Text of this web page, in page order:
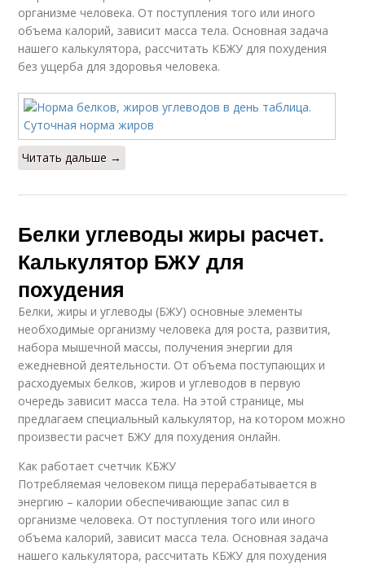
организме человека. От поступления того или иного
объема калорий, зависит масса тела. Основная задача
нашего калькулятора, рассчитать КБЖУ для похудения
без ущерба для здоровья человека.
Читать дальше →
Белки углеводы жиры расчет.
Калькулятор БЖУ для
похудения
Белки, жиры и углеводы (БЖУ) основные элементы
необходимые организму человека для роста, развития,
набора мышечной массы, получения энергии для
ежедневной деятельности. От объема поступающих и
расходуемых белков, жиров и углеводов в первую
очередь зависит масса тела. На этой странице, мы
предлагаем специальный калькулятор, на котором можно
произвести расчет БЖУ для похудения онлайн.
Как работает счетчик КБЖУ
Потребляемая человеком пища перерабатывается в
энергию – калории обеспечивающие запас сил в
организме человека. От поступления того или иного
объема калорий, зависит масса тела. Основная задача
нашего калькулятора, рассчитать КБЖУ для похудения